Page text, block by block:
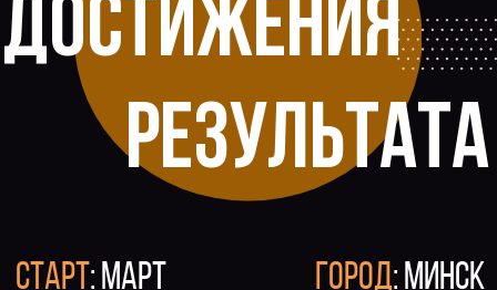
СТАРТ: МАРТ ГОРОД: МИНСК
Узнай за 3 дня как достигать свои цели и
жить той жизнью, которой всегда мечтал!